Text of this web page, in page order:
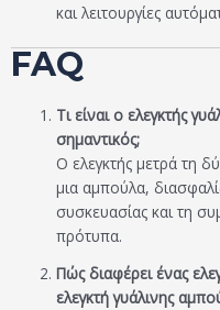
και λειτουργίες
FAQ
Τι είναι ο ελεγκτής
σημαντικός;
Ο ελεγκτής μετρά τη
μια αμπούλα,
συσκευασίας και τη
πρότυπα.
Πώς διαφέρει ένας
ελεγκτή γυάλινης